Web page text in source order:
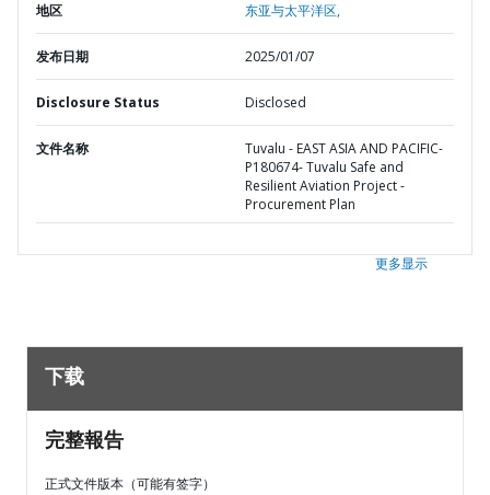
地区 东亚与太平洋区,
发布日期 2025/01/07
Disclosure Status Disclosed
文件名称
Tuvalu - EAST ASIA AND PACIFIC-
P180674- Tuvalu Safe and
Resilient Aviation Project -
Procurement Plan
更多显示
下载
完整報告
正式文件版本（可能有签字）